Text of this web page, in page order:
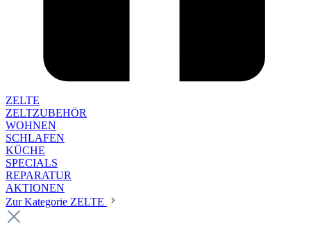
ZELTE
ZELTZUBEHÖR
WOHNEN
SCHLAFEN
KÜCHE
SPECIALS
REPARATUR
AKTIONEN
Zur Kategorie ZELTE